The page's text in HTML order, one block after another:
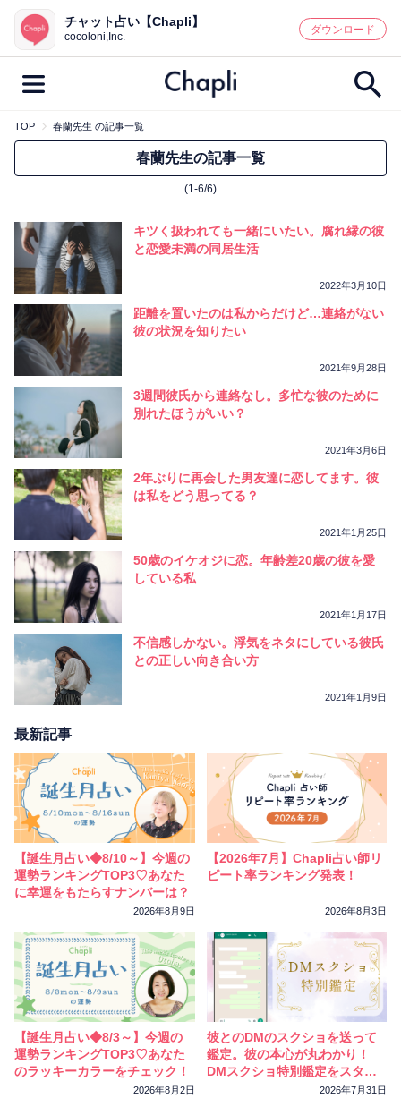
鑑定記事・占い師検索
最新記事一覧
カテゴリー別
鑑定
キーワード別
彼の気持ち 恋の行方 時期
今週の運勢
連絡
チャット占い【Chapli】
cocoloni,Inc.
ダウンロード
TOP 春蘭先生 の記事一覧
春蘭先生の記事一覧
(1-6/6)
キツく扱われても一緒にいたい。腐れ縁の彼
と恋愛未満の同居生活
2022年3月10日
距離を置いたのは私からだけど…連絡がない
彼の状況を知りたい
2021年9月28日
3週間彼氏から連絡なし。多忙な彼のために
別れたほうがいい？
2021年3月6日
2年ぶりに再会した男友達に恋してます。彼
は私をどう思ってる？
2021年1月25日
50歳のイケオジに恋。年齢差20歳の彼を愛
している私
2021年1月17日
不信感しかない。浮気をネタにしている彼氏
との正しい向き合い方
2021年1月9日
最新記事
【誕生月占い◆8/10～】今週の
運勢ランキングTOP3♡あなた
に幸運をもたらすナンバーは？
2026年8月9日
【2026年7月】Chapli占い師リ
ピート率ランキング発表！
2026年8月3日
【誕生月占い◆8/3～】今週の
運勢ランキングTOP3♡あなた
のラッキーカラーをチェック！
2026年8月2日
彼とのDMのスクショを送って
鑑定。彼の本心が丸わかり！
DMスクショ特別鑑定をスター
2026年7月31日